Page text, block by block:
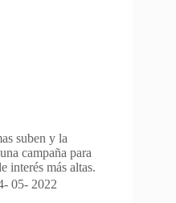
suben y la
campaña para
interés más altas.
05- 2022